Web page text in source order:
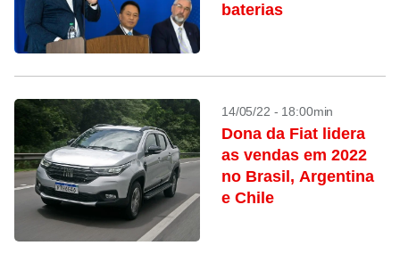
baterias
14/05/22 - 18:00min
Dona da Fiat lidera
as vendas em 2022
no Brasil, Argentina
e Chile